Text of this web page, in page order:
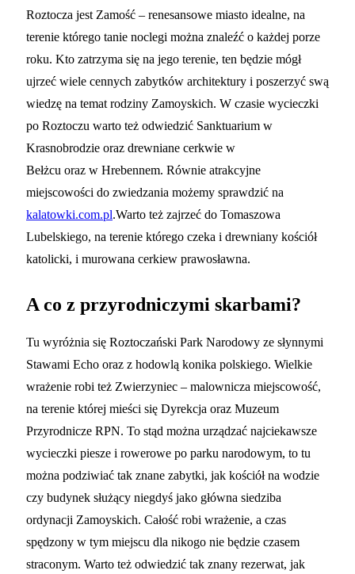
Roztocza jest Zamość – renesansowe miasto idealne, na
terenie którego tanie noclegi można znaleźć o każdej porze
roku. Kto zatrzyma się na jego terenie, ten będzie mógł
ujrzeć wiele cennych zabytków architektury i poszerzyć swą
wiedzę na temat rodziny Zamoyskich. W czasie wycieczki
po Roztoczu warto też odwiedzić Sanktuarium w
Krasnobrodzie oraz drewniane cerkwie w
Bełżcu oraz w Hrebennem. Równie atrakcyjne
miejscowości do zwiedzania możemy sprawdzić na
kalatowki.com.pl.Warto też zajrzeć do Tomaszowa
Lubelskiego, na terenie którego czeka i drewniany kościół
katolicki, i murowana cerkiew prawosławna.
A co z przyrodniczymi skarbami?
Tu wyróżnia się Roztoczański Park Narodowy ze słynnymi
Stawami Echo oraz z hodowlą konika polskiego. Wielkie
wrażenie robi też Zwierzyniec – malownicza miejscowość,
na terenie której mieści się Dyrekcja oraz Muzeum
Przyrodnicze RPN. To stąd można urządzać najciekawsze
wycieczki piesze i rowerowe po parku narodowym, to tu
można podziwiać tak znane zabytki, jak kościół na wodzie
czy budynek służący niegdyś jako główna siedziba
ordynacji Zamoyskich. Całość robi wrażenie, a czas
spędzony w tym miejscu dla nikogo nie będzie czasem
straconym. Warto też odwiedzić tak znany rezerwat, jak